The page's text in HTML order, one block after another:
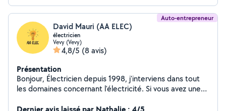
Auto-entrepreneur
David Mauri (AA ELEC)
électricien
Vevy (Vevy)
4,8/5 (8 avis)
Présentation
Bonjour, Électricien depuis 1998, j'interviens dans tout
les domaines concernant l'électricité. Si vous avez une